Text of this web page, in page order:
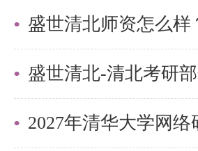
试名单及拟录取名
需要说的是，考清
持。盛世清北-清北
盛世清北师资怎么样
盛世清北-清北考研